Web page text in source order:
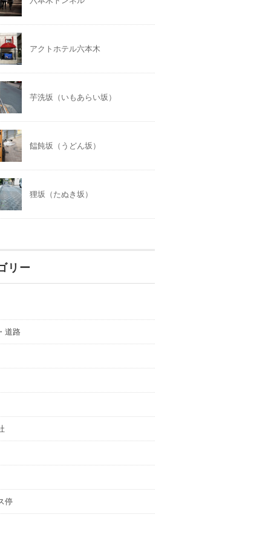
アクトホテル六本木
芋洗坂（いもあらい坂）
饂飩坂（うどん坂）
狸坂（たぬき坂）
リー
道路
停